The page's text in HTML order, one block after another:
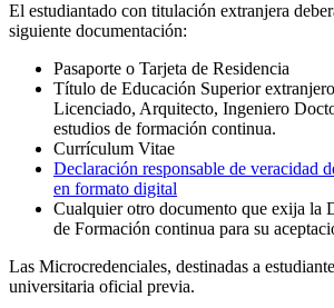
El estudiantado con titulación extranjera
siguiente documentación:
Pasaporte o Tarjeta de Residencia
Título de Educación Superior
Licenciado, Arquitecto, Ingeniero
estudios de formación continua.
Currículum Vitae
Declaración responsable de veracidad
en formato digital
Cualquier otro documento que exija la
de Formación continua para su
Las Microcredenciales, destinadas a
universitaria oficial previa.